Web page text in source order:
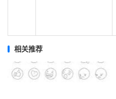
相关推荐